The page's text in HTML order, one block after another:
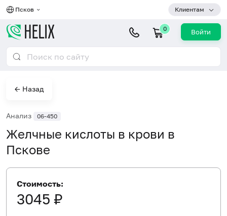
Псков Клиентам
0 Войти
← Назад
Анализ 06-450
Желчные кислоты в крови в
Пскове
Стоимость:
3045 ₽